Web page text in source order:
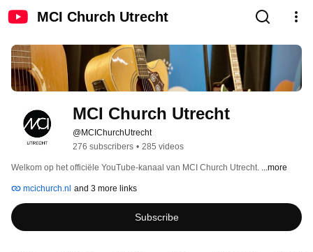
MCI Church Utrecht
MCI Church Utrecht
@MCIChurchUtrecht
276 subscribers • 285 videos
Welkom op het officiële YouTube-kanaal van MCI Church Utrecht. ...more
mcichurch.nl and 3 more links
Subscribe